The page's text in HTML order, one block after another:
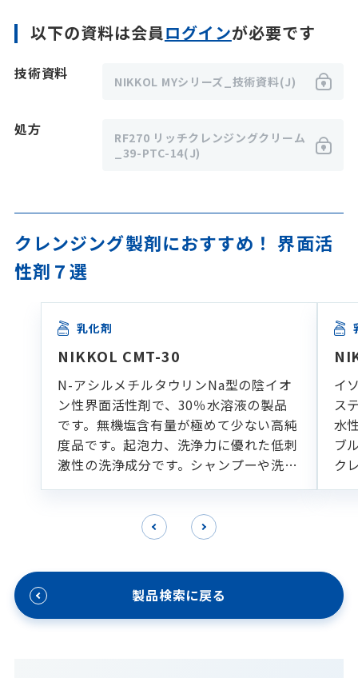
以下の資料は会員ログインが必要です
技術資料 NIKKOL MYシリーズ_技術資料(J)
処方
RF270 リッチクレンジングクリーム
_39-PTC-14(J)
クレンジング製剤におすすめ！ 界面活
性剤７選
乳化剤
NIKKOL CMT-30
N-アシルメチルタウリンNa型の陰イオ
ン性界面活性剤で、30％水溶液の製品
です。無機塩含有量が極めて少ない高純
度品です。起泡力、洗浄力に優れた低刺
激性の洗浄成分です。シャンプーや洗顔
フォームなどの各種洗浄製剤に適してい
イ
ス
水
ブ
ク
製品検索に戻る